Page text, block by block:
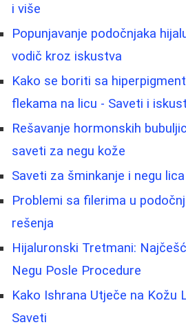
i više
Popunjavanje podočnjaka
vodič kroz iskustva
Kako se boriti sa
flekama na licu - Saveti i
Rešavanje hormonskih
saveti za negu kože
Saveti za šminkanje i negu lica
Problemi sa filerima u
rešenja
Hijaluronski Tretmani:
Negu Posle Procedure
Kako Ishrana Utječe na Kožu
Saveti